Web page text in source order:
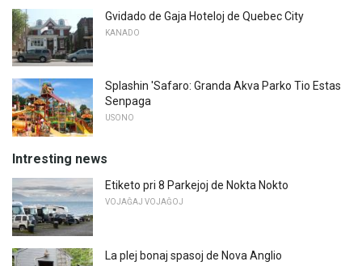
Gvidado de Gaja Hoteloj de Quebec City
KANADO
Splashin 'Safaro: Granda Akva Parko Tio Estas
Senpaga
USONO
Intresting news
Etiketo pri 8 Parkejoj de Nokta Nokto
VOJAĜAJ VOJAĜOJ
La plej bonaj spasoj de Nova Anglio